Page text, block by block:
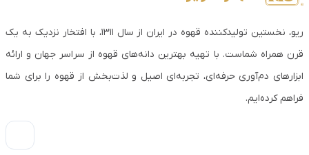
ریو، نخستین تولیدکننده قهوه در ایران از سال ۱۳۱۱، با افتخار نزدیک به یک
قرن همراه شماست. با تهیه بهترین دانه‌های قهوه از سراسر جهان و ارائه
ابزارهای دم‌آوری حرفه‌ای، تجربه‌ای اصیل و لذت‌بخش از قهوه را برای شما
فراهم کرده‌ایم.